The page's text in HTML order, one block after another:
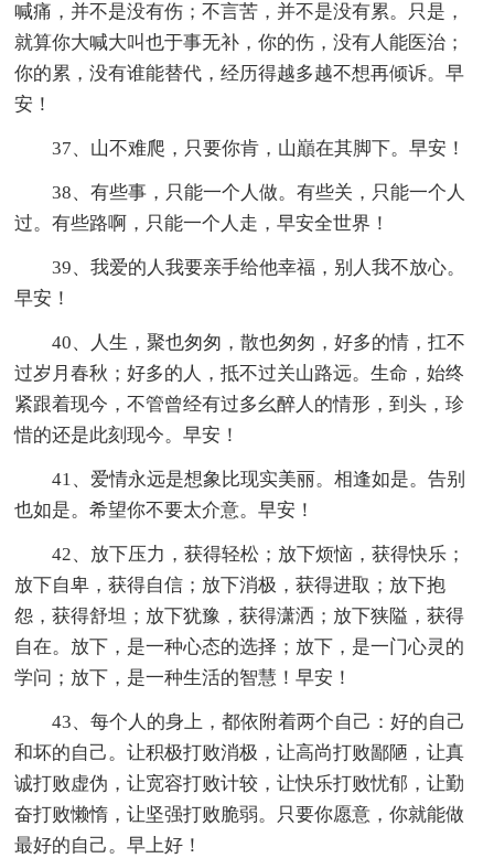
喊痛，并不是没有伤；不言苦，并不是没有累。只是，
就算你大喊大叫也于事无补，你的伤，没有人能医治；
你的累，没有谁能替代，经历得越多越不想再倾诉。早
安！
37、山不难爬，只要你肯，山巔在其脚下。早安！
38、有些事，只能一个人做。有些关，只能一个人
过。有些路啊，只能一个人走，早安全世界！
39、我爱的人我要亲手给他幸福，别人我不放心。
早安！
40、人生，聚也匆匆，散也匆匆，好多的情，扛不
过岁月春秋；好多的人，抵不过关山路远。生命，始终
紧跟着现今，不管曾经有过多幺醉人的情形，到头，珍
惜的还是此刻现今。早安！
41、爱情永远是想象比现实美丽。相逢如是。告别
也如是。希望你不要太介意。早安！
42、放下压力，获得轻松；放下烦恼，获得快乐；
放下自卑，获得自信；放下消极，获得进取；放下抱
怨，获得舒坦；放下犹豫，获得潇洒；放下狭隘，获得
自在。放下，是一种心态的选择；放下，是一门心灵的
学问；放下，是一种生活的智慧！早安！
43、每个人的身上，都依附着两个自己：好的自己
和坏的自己。让积极打败消极，让高尚打败鄙陋，让真
诚打败虚伪，让宽容打败计较，让快乐打败忧郁，让勤
奋打败懒惰，让坚强打败脆弱。只要你愿意，你就能做
最好的自己。早上好！